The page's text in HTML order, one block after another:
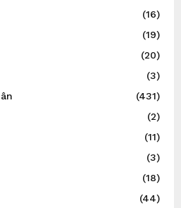
(16)
(19)
(20)
(3)
(431)
(2)
(11)
(3)
(18)
(44)